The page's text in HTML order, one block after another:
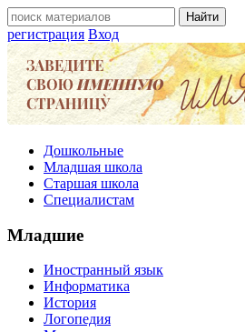
регистрация Вход
Дошкольные
Младшая школа
Старшая школа
Специалистам
Младшие
Иностранный язык
Информатика
История
Логопедия